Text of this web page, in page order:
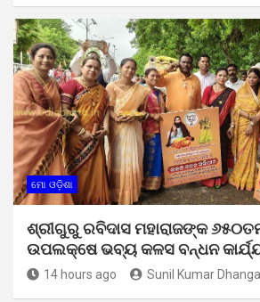
ମୋ ଓଡ଼ିଶା
ଶ୍ରୀଗୁରୁ ରବିଦାସ ମହାରାଜଙ୍କ
ଉପଲକ୍ଷେ ଭବ୍ୟ କଳସ ବନ୍ଧନ
14 hours ago Sunil Kumar